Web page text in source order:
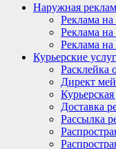
Наружная
Реклама
Реклама на
Реклама на
Курьерские
Расклейка
Директ
Доставка
Рассылка